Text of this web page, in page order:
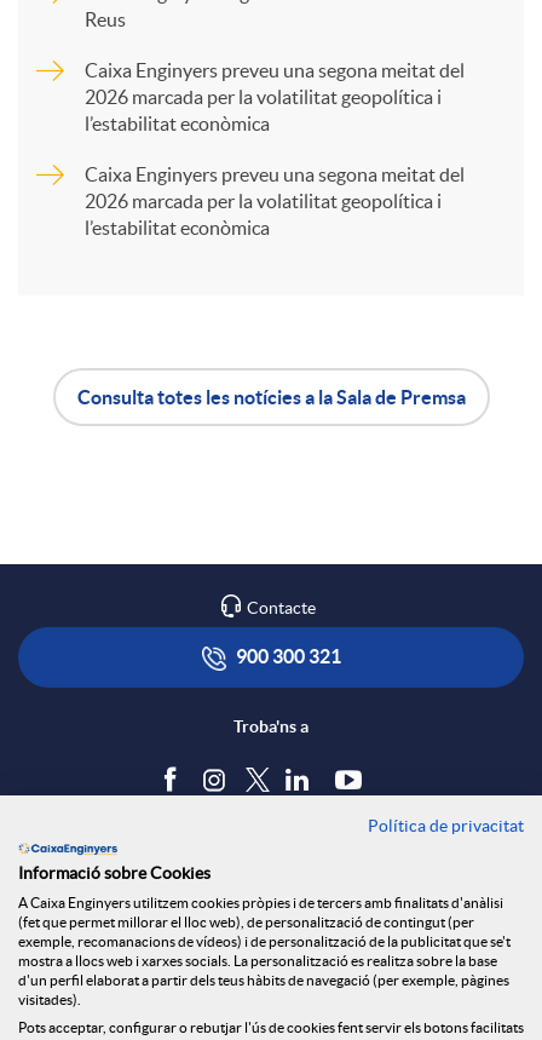
x
S
o
Reus
Caixa Enginyers preveu una segona meitat del
2026 marcada per la volatilitat geopolítica i
l’estabilitat econòmica
Caixa Enginyers preveu una segona meitat del
2026 marcada per la volatilitat geopolítica i
l’estabilitat econòmica
i
c
i
ó
a
l
Consulta totes les notícies a la Sala de Premsa
Contacte
900 300 321
Troba'ns a
Política de cookies
Avís legal
Seguretat Online
Canal denúncies
Política de privacitat
Informació sobre Cookies
A Caixa Enginyers utilitzem cookies pròpies i de tercers amb finalitats d'anàlisi
(fet que permet millorar el lloc web), de personalització de contingut (per
exemple, recomanacions de vídeos) i de personalització de la publicitat que se't
mostra a llocs web i xarxes socials. La personalització es realitza sobre la base
d'un perfil elaborat a partir dels teus hàbits de navegació (per exemple, pàgines
visitades).
Pots acceptar, configurar o rebutjar l'ús de cookies fent servir els botons facilitats